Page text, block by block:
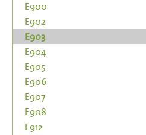
E900
E902
E903
E904
E905
E906
E907
E908
E912